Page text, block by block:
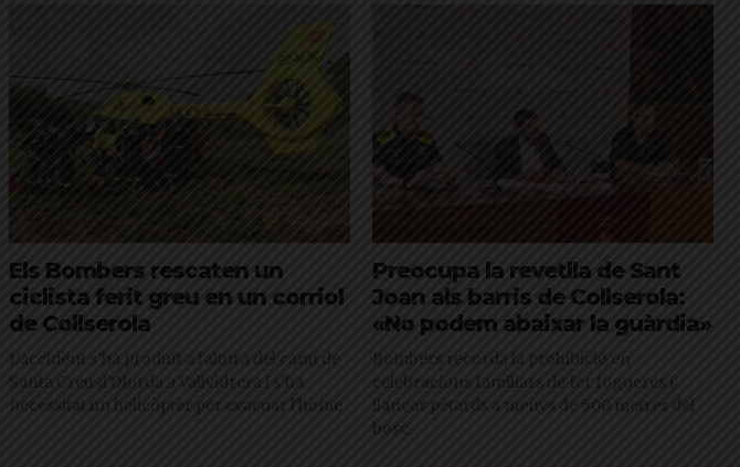
Els Bombers rescaten un
ciclista ferit greu en un corriol
de Collserola
L'accident s'ha produït a l'altura del camí de
Santa Creu d'Olorda a Vallvidrera i s'ha
necessitat un helicòpter per evacuar l'home
Preocupa la revetlla de Sant
Joan als barris de Collserola:
«No podem abaixar la guàrdia»
Bombers recorda la prohibició en
celebracions familiars de fer fogueres i
llançar petards a menys de 500 metres del
bosc